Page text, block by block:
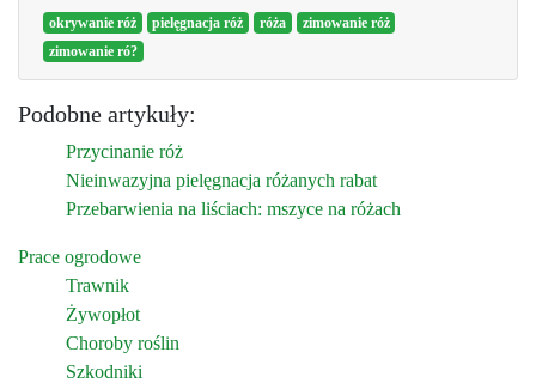
okrywanie róż pielęgnacja róż róża
zimowanie róż
zimowanie ró?
Podobne artykuły:
Przycinanie róż
Nieinwazyjna pielęgnacja różanych rabat
Przebarwienia na liściach: mszyce na różach
Prace ogrodowe
Trawnik
Żywopłot
Choroby roślin
Szkodniki